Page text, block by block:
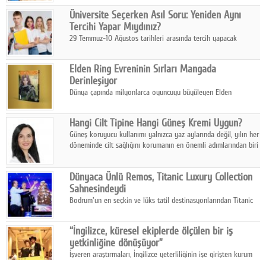
temizlik sağlayan, çevreye duyarlı bitkisel içerikli ürünleri tercih
ediyor.
Üniversite Seçerken Asıl Soru: Yeniden Aynı
Tercihi Yapar Mıydınız?
29 Temmuz-10 Ağustos tarihleri arasında tercih yapacak
Elden Ring Evreninin Sırları Mangada
Derinleşiyor
Dünya çapında milyonlarca oyuncuyu büyüleyen Elden
aksiyonu ve karanlık fantastik atmosferi bir araya getirmeyi
sürdürüyor.
Hangi Cilt Tipine Hangi Güneş Kremi Uygun?
Güneş koruyucu kullanımı yalnızca yaz aylarında değil, yılın her
döneminde cilt sağlığını korumanın en önemli adımlarından biri
Dünyaca Ünlü Remos, Titanic Luxury Collection
Sahnesindeydi
Bodrum'un en seçkin ve lüks tatil destinasyonlarından Titanic
yaz etkinlikleri kapsamında uluslararası yıldızları ağırlamaya
devam ediyor
“İngilizce, küresel ekiplerde ölçülen bir iş
yetkinliğine dönüşüyor”
İşveren araştırmaları, İngilizce yeterliliğinin işe girişten kurum